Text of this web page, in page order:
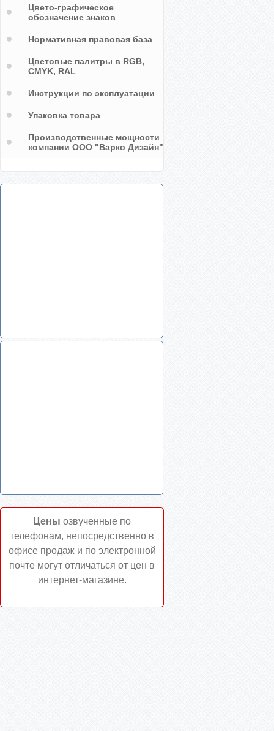
Цвето-графическое
обозначение знаков
Нормативная правовая база
Цветовые палитры в RGB,
CMYK, RAL
Инструкции по эксплуатации
Упаковка товара
Производственные мощности
компании ООО "Варко Дизайн"
Цены озвученные по
телефонам, непосредственно в
офисе продаж и по электронной
почте могут отличаться от цен в
интернет-магазине.